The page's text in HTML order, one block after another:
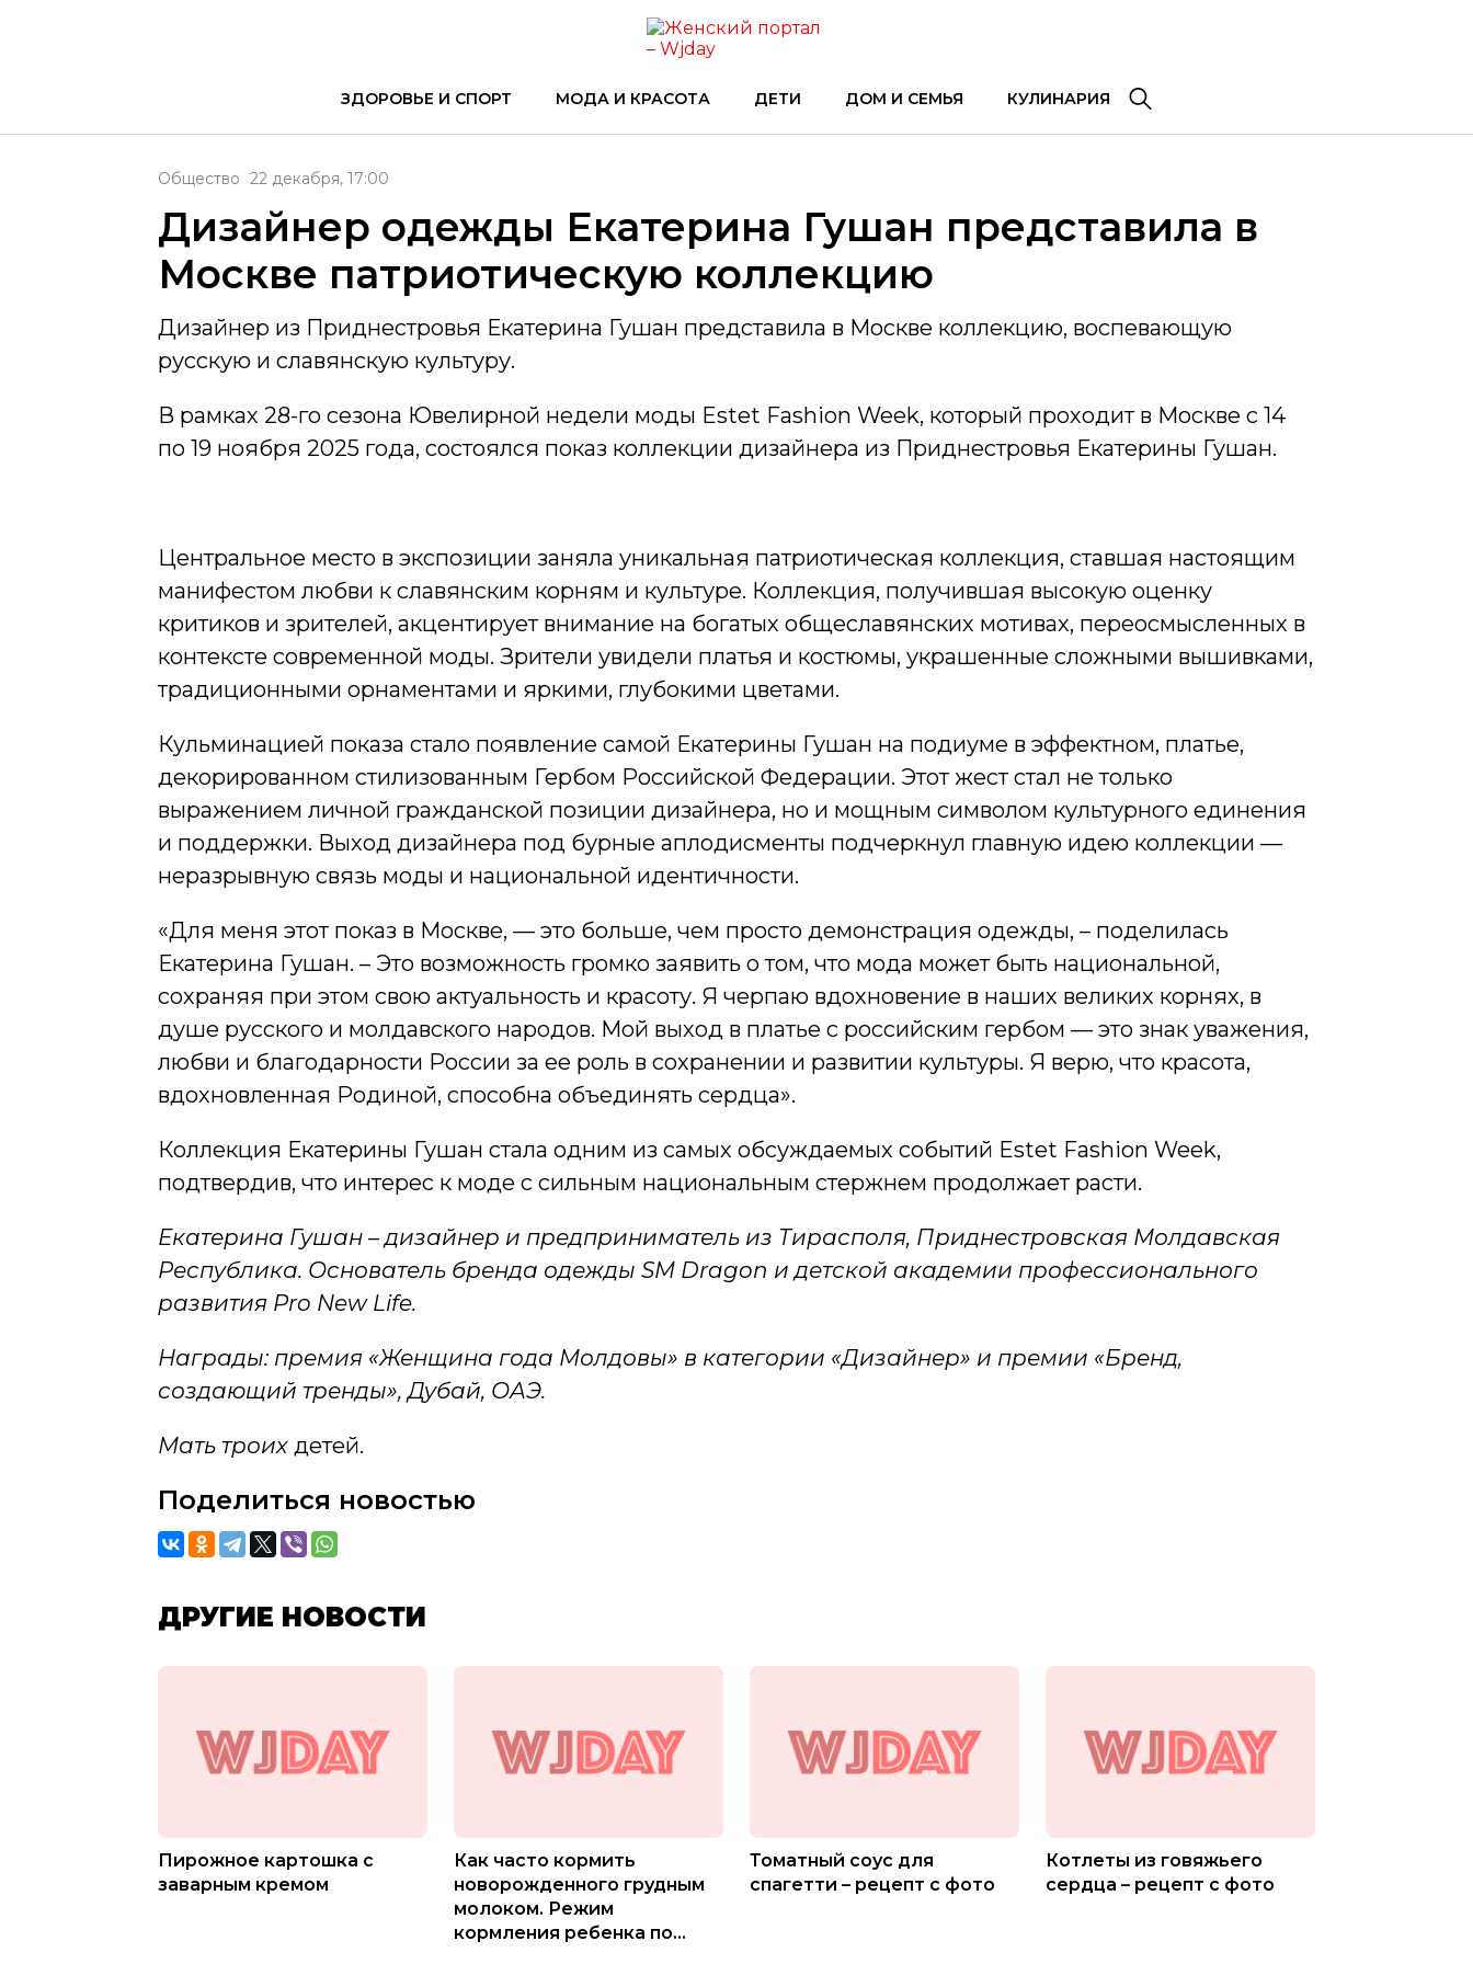
ЗДОРОВЬЕ И СПОРТ МОДА И КРАСОТА ДЕТИ ДОМ И СЕМЬЯ КУЛИНАРИЯ
Общество 22 декабря, 17:00
Дизайнер одежды Екатерина Гушан представила в
Москве патриотическую коллекцию
Дизайнер из Приднестровья Екатерина Гушан представила в Москве коллекцию, воспевающую
русскую и славянскую культуру.
В рамках 28-го сезона Ювелирной недели моды Estet Fashion Week, который проходит в Москве с 14
по 19 ноября 2025 года, состоялся показ коллекции дизайнера из Приднестровья Екатерины Гушан.
Центральное место в экспозиции заняла уникальная патриотическая коллекция, ставшая настоящим
манифестом любви к славянским корням и культуре. Коллекция, получившая высокую оценку
критиков и зрителей, акцентирует внимание на богатых общеславянских мотивах, переосмысленных в
контексте современной моды. Зрители увидели платья и костюмы, украшенные сложными вышивками,
традиционными орнаментами и яркими, глубокими цветами.
Кульминацией показа стало появление самой Екатерины Гушан на подиуме в эффектном, платье,
декорированном стилизованным Гербом Российской Федерации. Этот жест стал не только
выражением личной гражданской позиции дизайнера, но и мощным символом культурного единения
и поддержки. Выход дизайнера под бурные аплодисменты подчеркнул главную идею коллекции —
неразрывную связь моды и национальной идентичности.
«Для меня этот показ в Москве, — это больше, чем просто демонстрация одежды, – поделилась
Екатерина Гушан. – Это возможность громко заявить о том, что мода может быть национальной,
сохраняя при этом свою актуальность и красоту. Я черпаю вдохновение в наших великих корнях, в
душе русского и молдавского народов. Мой выход в платье с российским гербом — это знак уважения,
любви и благодарности России за ее роль в сохранении и развитии культуры. Я верю, что красота,
вдохновленная Родиной, способна объединять сердца».
Коллекция Екатерины Гушан стала одним из самых обсуждаемых событий Estet Fashion Week,
подтвердив, что интерес к моде с сильным национальным стержнем продолжает расти.
Екатерина Гушан – дизайнер и предприниматель из Тирасполя, Приднестровская Молдавская
Республика. Основатель бренда одежды SM Dragon и детской академии профессионального
развития Pro New Life.
Награды: премия «Женщина года Молдовы» в категории «Дизайнер» и премии «Бренд,
создающий тренды», Дубай, ОАЭ.
Мать троих детей.
Поделиться новостью
ДРУГИЕ НОВОСТИ
Пирожное картошка с
заварным кремом
Как часто кормить
новорожденного грудным
молоком. Режим
кормления ребенка по
Томатный соус для
спагетти – рецепт с фото
Котлеты из говяжьего
сердца – рецепт с фото